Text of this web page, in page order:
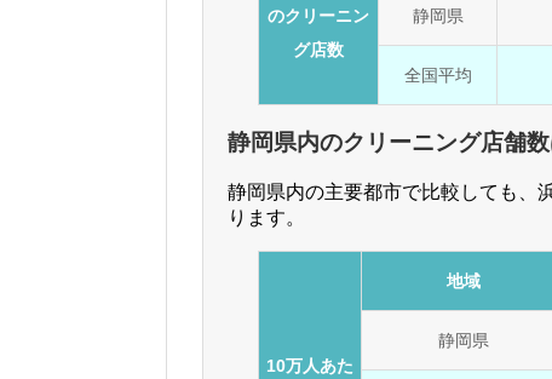
のクリーニン
グ店数
静岡県
全国平均
静岡県内のクリーニング店舗数
静岡県内の主要都市で比較しても、
ります。
10万人あた
地域
静岡県